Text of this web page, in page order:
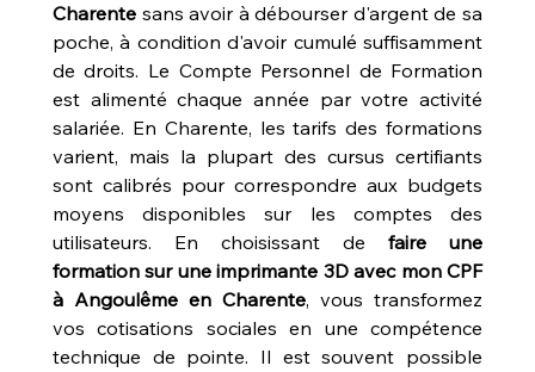
Charente sans avoir à débourser d'argent de sa
poche, à condition d'avoir cumulé suffisamment
de droits. Le Compte Personnel de Formation
est alimenté chaque année par votre activité
salariée. En Charente, les tarifs des formations
varient, mais la plupart des cursus certifiants
sont calibrés pour correspondre aux budgets
moyens disponibles sur les comptes des
utilisateurs. En choisissant de faire une
formation sur une imprimante 3D avec mon CPF
à Angoulême en Charente, vous transformez
vos cotisations sociales en une compétence
technique de pointe. Il est souvent possible